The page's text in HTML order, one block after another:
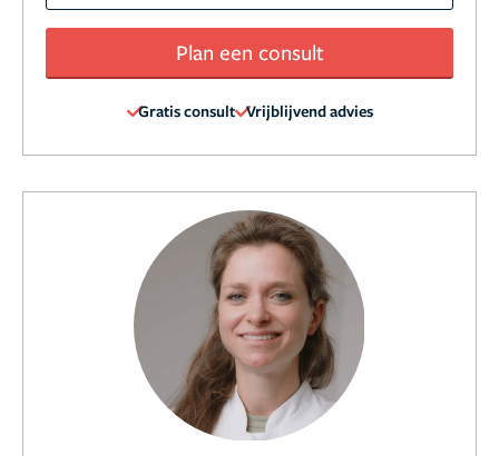
Plan een consult
Gratis consult Vrijblijvend advies